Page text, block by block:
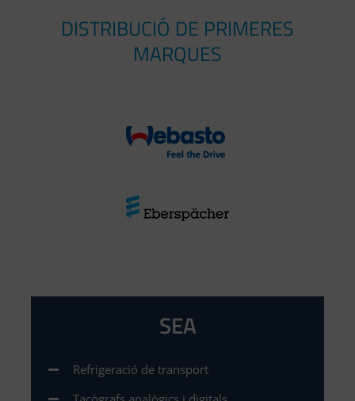
DISTRIBUCIÓ DE PRIMERES
MARQUES
SEA
Refrigeració de transport